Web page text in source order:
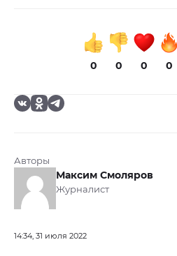
0 0 0 0
Авторы
Максим Смоляров
Журналист
14:34, 31 июля 2022